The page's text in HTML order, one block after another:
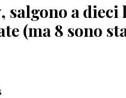
a dieci
(ma 8 sono